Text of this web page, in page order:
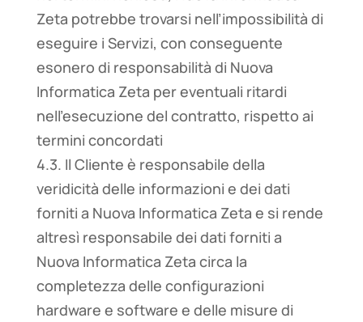
Zeta potrebbe trovarsi nell’impossibilità di
eseguire i Servizi, con conseguente
esonero di responsabilità di Nuova
Informatica Zeta per eventuali ritardi
nell’esecuzione del contratto, rispetto ai
termini concordati
4.3. Il Cliente è responsabile della
veridicità delle informazioni e dei dati
forniti a Nuova Informatica Zeta e si rende
altresì responsabile dei dati forniti a
Nuova Informatica Zeta circa la
completezza delle configurazioni
hardware e software e delle misure di